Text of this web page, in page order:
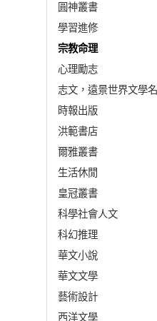
圓神叢書
學習進修
宗教命理
心理勵志
志文，遠景世界文學
時報出版
洪範書店
爾雅叢書
生活休閒
皇冠叢書
科學社會人文
科幻推理
華文小說
華文文學
藝術設計
西洋文學